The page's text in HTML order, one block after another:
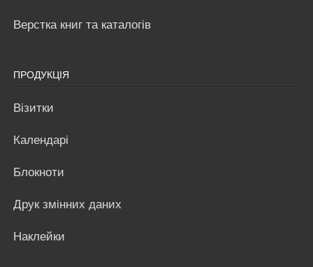
Верстка книг та каталогів
ПРОДУКЦІЯ
Візитки
Календарі
Блокноти
Друк змінних даних
Наклейки